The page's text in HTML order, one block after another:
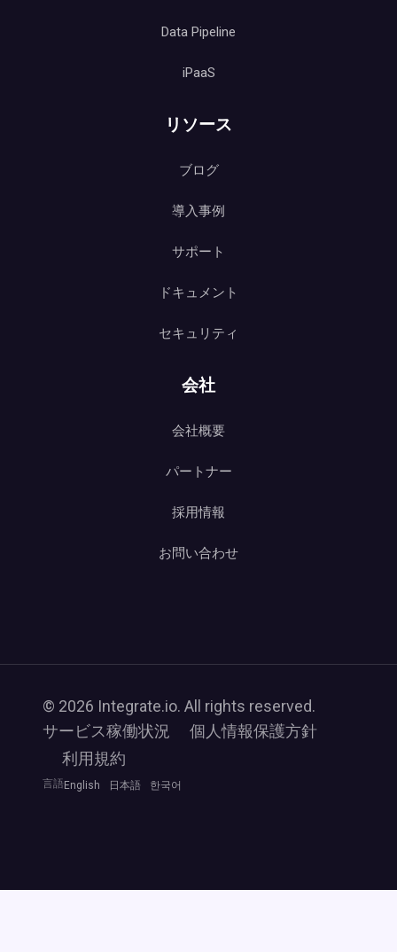
Data Pipeline
iPaaS
リソース
ブログ
導入事例
サポート
ドキュメント
セキュリティ
会社
会社概要
パートナー
採用情報
お問い合わせ
© 2026 Integrate.io. All rights reserved.
サービス稼働状況
個人情報保護方針
利用規約
言語 English 日本語 한국어